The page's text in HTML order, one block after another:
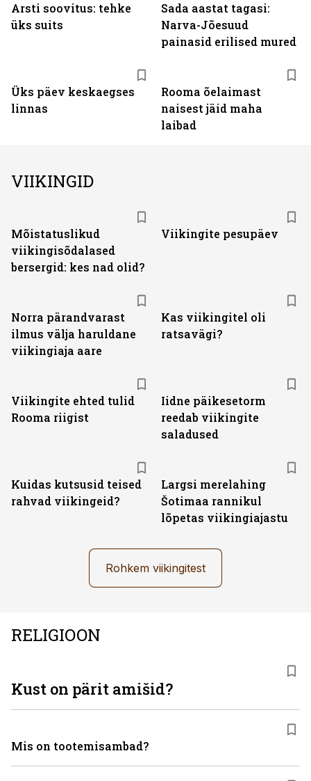
Arsti soovitus: tehke
üks suits
Sada aastat tagasi:
Narva-Jõesuud
painasid erilised mured
Üks päev keskaegses
linnas
Rooma õelaimast
naisest jäid maha
laibad
VIIKINGID
Mõistatuslikud
viikingisõdalased
bersergid: kes nad olid?
Viikingite pesupäev
Norra pärandvarast
ilmus välja haruldane
viikingiaja aare
Kas viikingitel oli
ratsavägi?
Viikingite ehted tulid
Rooma riigist
Iidne päikesetorm
reedab viikingite
saladused
Kuidas kutsusid teised
rahvad viikingeid?
Largsi merelahing
Šotimaa rannikul
lõpetas viikingiajastu
Rohkem viikingitest
RELIGIOON
Kust on pärit amišid?
Mis on tootemisambad?